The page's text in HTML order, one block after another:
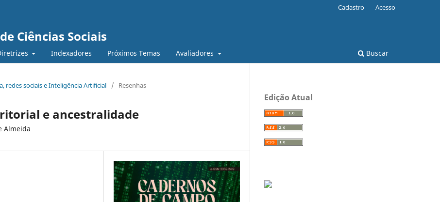
Ciências Sociais
Indexadores Próximos Temas Avaliadores Buscar
Cadastro Acesso
redes sociais e Inteligência Artificial / Resenhas
e ancestralidade
Almeida
Edição Atual